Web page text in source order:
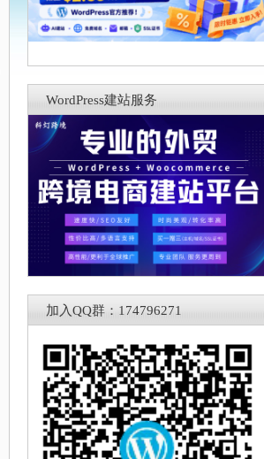
WordPress建站服务
加入QQ群：174796271